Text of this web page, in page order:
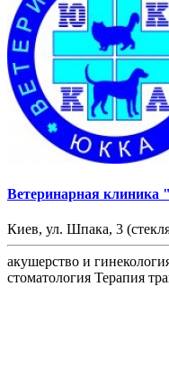
Ветеринарная
Киев, ул. Шпака, 3
акушерство и
стоматология Терапия